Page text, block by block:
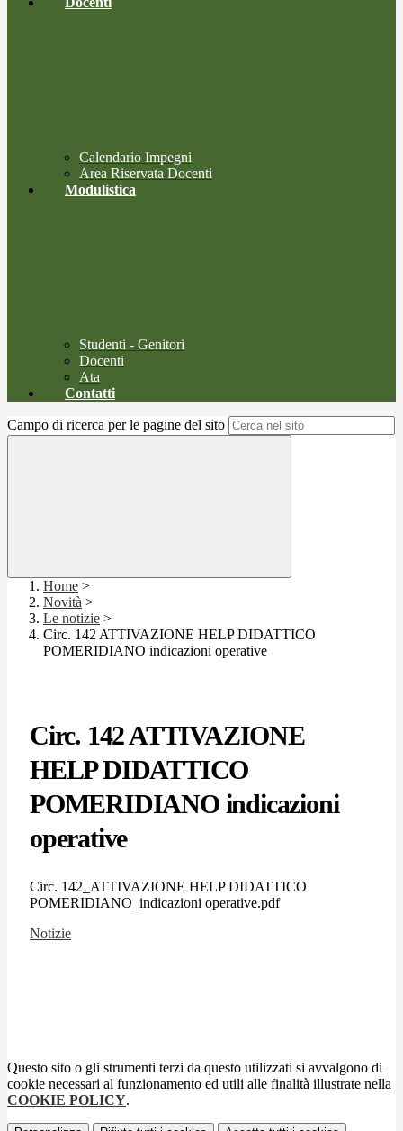
Calendario Impegni
Area Riservata Docenti
Modulistica
Studenti - Genitori
Docenti
Ata
Contatti
Campo di ricerca per le pagine del sito
Home >
Novità >
Le notizie >
Circ. 142 ATTIVAZIONE HELP DIDATTICO
POMERIDIANO indicazioni operative
Circ. 142 ATTIVAZIONE
HELP DIDATTICO
POMERIDIANO indicazioni
operative
Circ. 142_ATTIVAZIONE HELP DIDATTICO
POMERIDIANO_indicazioni operative.pdf
Notizie
Questo sito o gli strumenti terzi da questo utilizzati si avvalgono di
cookie necessari al funzionamento ed utili alle finalità illustrate nella
COOKIE POLICY.